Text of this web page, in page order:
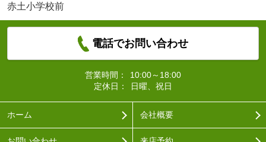
赤土小学校前
電話でお問い合わせ
営業時間：
10:00～18:00
定休日：
日曜、祝日
ホーム 会社概要